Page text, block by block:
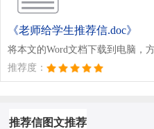
《老师给学生推荐信.doc》
将本文的Word文档下载到电脑，
推荐度：
推荐信图文推荐